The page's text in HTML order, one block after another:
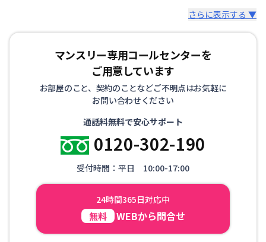
さらに表示する ▼
マンスリー専用コールセンターを
ご用意しています
お部屋のこと、契約のことなどご不明点はお気軽に
お問い合わせください
通話料無料で安心サポート
0120-302-190
受付時間：平日 10:00-17:00
24時間365日対応中
無料 WEBから問合せ